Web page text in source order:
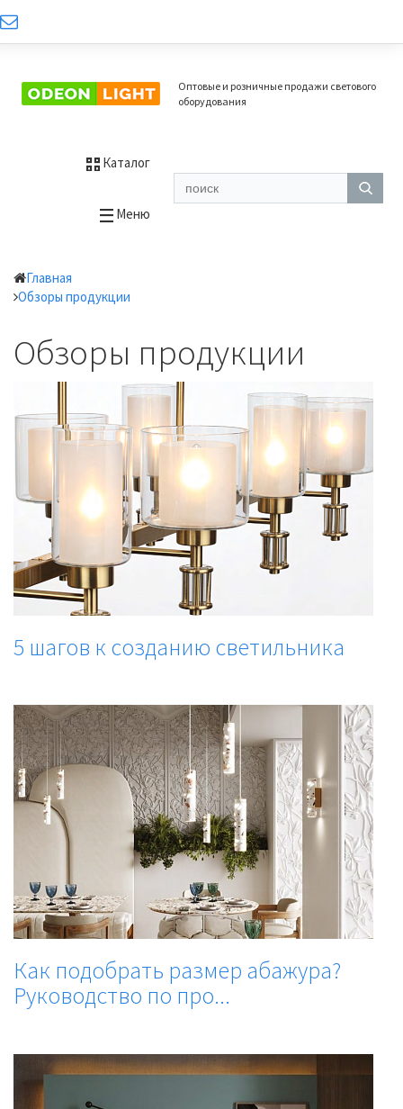
Оптовые и розничные продажи светового
оборудования
Каталог
Меню
Главная
Обзоры продукции
Обзоры продукции
5 шагов к созданию светильника
Как подобрать размер абажура?
Руководство по про...